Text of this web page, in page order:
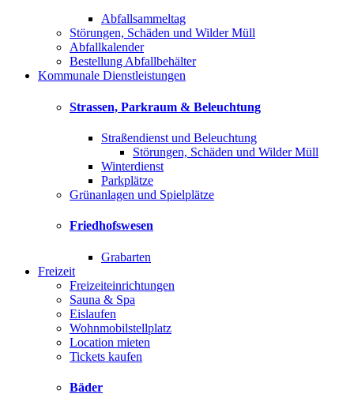
Abfallsammeltag
Störungen, Schäden und Wilder Müll
Abfallkalender
Bestellung Abfallbehälter
Kommunale Dienstleistungen
Strassen, Parkraum & Beleuchtung
Straßendienst und Beleuchtung
Störungen, Schäden und Wilder Müll
Winterdienst
Parkplätze
Grünanlagen und Spielplätze
Friedhofswesen
Grabarten
Freizeit
Freizeiteinrichtungen
Sauna & Spa
Eislaufen
Wohnmobilstellplatz
Location mieten
Tickets kaufen
Bäder